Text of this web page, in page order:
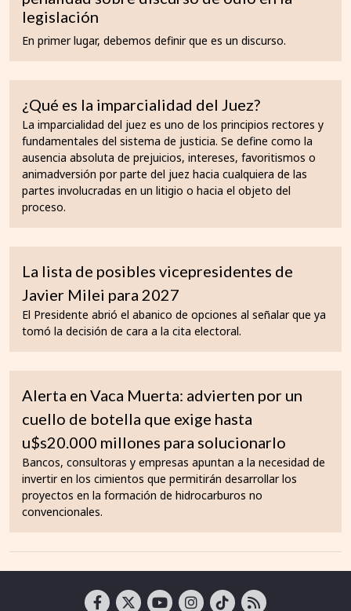
legislación
En primer lugar, debemos definir que es un discurso.
¿Qué es la imparcialidad del Juez?
La imparcialidad del juez es uno de los principios rectores y
fundamentales del sistema de justicia. Se define como la
ausencia absoluta de prejuicios, intereses, favoritismos o
animadversión por parte del juez hacia cualquiera de las
partes involucradas en un litigio o hacia el objeto del
proceso.
La lista de posibles vicepresidentes de
Javier Milei para 2027
El Presidente abrió el abanico de opciones al señalar que ya
tomó la decisión de cara a la cita electoral.
Alerta en Vaca Muerta: advierten por un
cuello de botella que exige hasta
u$s20.000 millones para solucionarlo
Bancos, consultoras y empresas apuntan a la necesidad de
invertir en los cimientos que permitirán desarrollar los
proyectos en la formación de hidrocarburos no
convencionales.